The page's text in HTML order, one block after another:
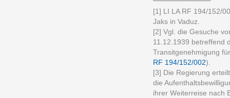
[1] LI LA RF 194/152/
Jaks in Vaduz.
[2] Vgl. die Gesuche
11.12.1939 betreffend
Transitgenehmigung
RF 194/152/002).
[3] Die Regierung
die
ihrer Weiterreise nach